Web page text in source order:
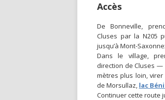
Accès
De Bonneville,
Cluses par la N205
jusqu’à Mont-
Dans le village,
direction de Cluses
mètres plus loin,
de Morsullaz, lac
Continuer cette route